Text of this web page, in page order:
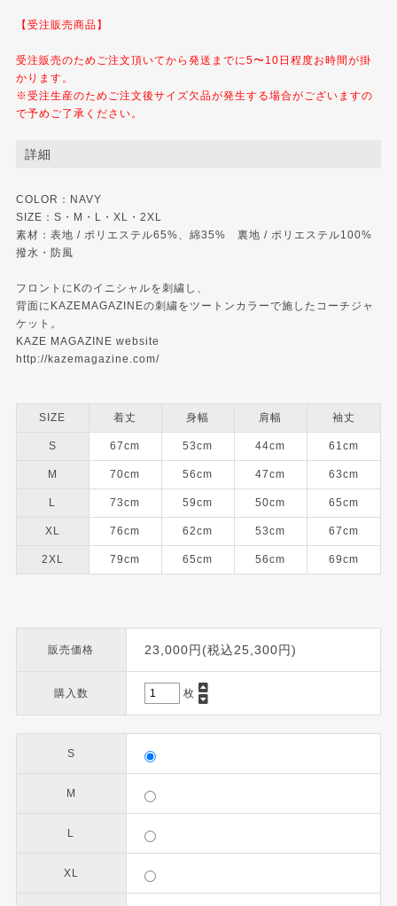
【受注販売商品】
受注販売のためご注文頂いてから発送までに5〜10日程度お時間が掛
かります。
※受注生産のためご注文後サイズ欠品が発生する場合がございますの
で予めご了承ください。
詳細
COLOR：NAVY
SIZE：S・M・L・XL・2XL
素材：表地 / ポリエステル65%、綿35% 裏地 / ポリエステル100%
撥水・防風
フロントにKのイニシャルを刺繍し、
背面にKAZEMAGAZINEの刺繍をツートンカラーで施したコーチジャ
ケット。
KAZE MAGAZINE website
http://kazemagazine.com/
SIZE 着丈 身幅 肩幅 袖丈
S 67cm 53cm 44cm 61cm
M 70cm 56cm 47cm 63cm
L 73cm 59cm 50cm 65cm
XL 76cm 62cm 53cm 67cm
2XL 79cm 65cm 56cm 69cm
販売価格 23,000円(税込25,300円)
購入数 枚
S
M
L
XL